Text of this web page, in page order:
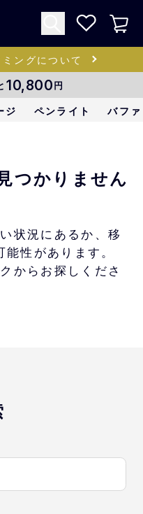
ングについて
10,800円
ジ ペンライト バフ
つかりません
状況にあるか、移
性があります。
からお探しくださ